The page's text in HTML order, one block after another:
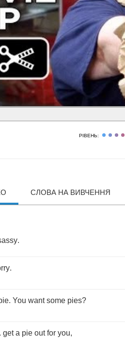
РІВЕНЬ:
СЛОВА НА ВИВЧЕННЯ
.
.
. You want some pies?
get a pie out for you,